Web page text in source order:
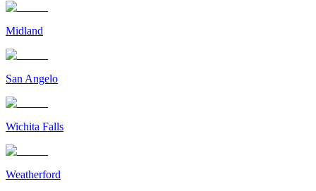
Midland
San Angelo
Wichita Falls
Weatherford